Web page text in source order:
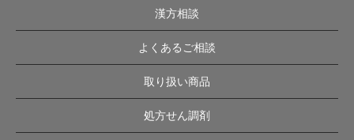
漢方相談
よくあるご相談
取り扱い商品
処方せん調剤